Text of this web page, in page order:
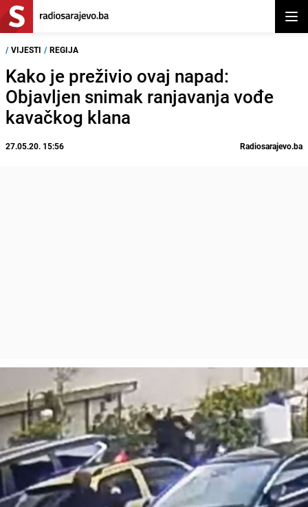
/ VIJESTI / REGIJA
Kako je preživio ovaj napad:
Objavljen snimak ranjavanja vođe
kavačkog klana
27.05.20. 15:56 Radiosarajevo.ba